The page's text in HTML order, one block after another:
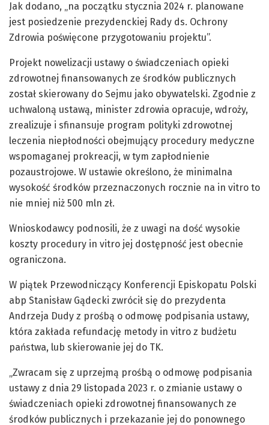
Jak dodano, „na początku stycznia 2024 r. planowane
jest posiedzenie prezydenckiej Rady ds. Ochrony
Zdrowia poświęcone przygotowaniu projektu”.
Projekt nowelizacji ustawy o świadczeniach opieki
zdrowotnej finansowanych ze środków publicznych
został skierowany do Sejmu jako obywatelski. Zgodnie z
uchwaloną ustawą, minister zdrowia opracuje, wdroży,
zrealizuje i sfinansuje program polityki zdrowotnej
leczenia niepłodności obejmujący procedury medyczne
wspomaganej prokreacji, w tym zapłodnienie
pozaustrojowe. W ustawie określono, że minimalna
wysokość środków przeznaczonych rocznie na in vitro to
nie mniej niż 500 mln zł.
Wnioskodawcy podnosili, że z uwagi na dość wysokie
koszty procedury in vitro jej dostępność jest obecnie
ograniczona.
W piątek Przewodniczący Konferencji Episkopatu Polski
abp Stanisław Gądecki zwrócił się do prezydenta
Andrzeja Dudy z prośbą o odmowę podpisania ustawy,
która zakłada refundację metody in vitro z budżetu
państwa, lub skierowanie jej do TK.
„Zwracam się z uprzejmą prośbą o odmowę podpisania
ustawy z dnia 29 listopada 2023 r. o zmianie ustawy o
świadczeniach opieki zdrowotnej finansowanych ze
środków publicznych i przekazanie jej do ponownego